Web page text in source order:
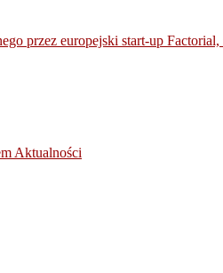
przez europejski start-up Factorial,
Aktualności